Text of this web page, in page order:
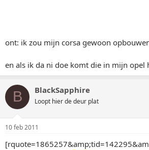
ont: ik zou mijn corsa gewoon
en als ik da ni doe komt die in mijn opel
B BlackSapphire
Loopt hier de deur plat
10 feb 2011